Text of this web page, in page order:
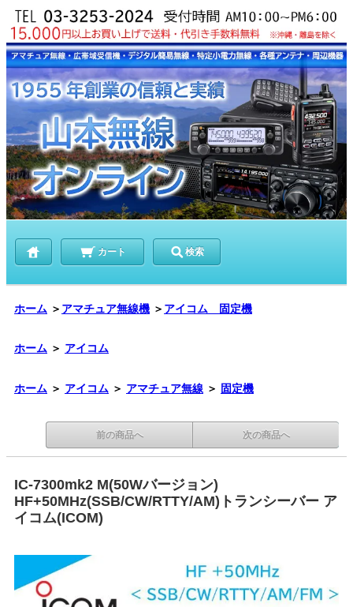
カート 検索
ホーム ＞ アマチュア無線機 ＞ アイコム 固定機
ホーム ＞ アイコム
ホーム ＞ アイコム ＞ アマチュア無線 ＞ 固定機
前の商品へ 次の商品へ
IC-7300mk2 M(50Wバージョン)
HF+50MHz(SSB/CW/RTTY/AM)トランシーバー ア
イコム(ICOM)